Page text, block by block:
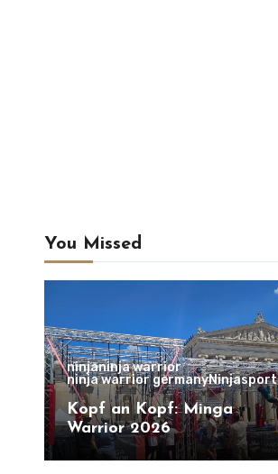
You Missed
ninjaninja warrior
ninja warrior germanyNinjasport
Kopf an Kopf: Minga
Warrior 2026